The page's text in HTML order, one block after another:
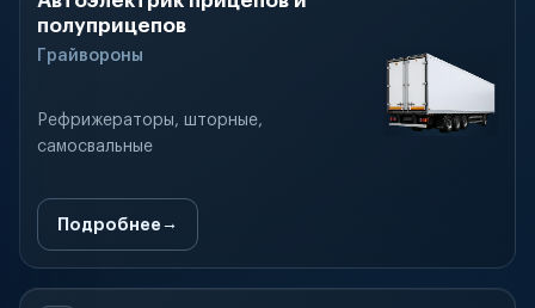
полуприцепов
Грайвороны
Рефрижераторы, шторные,
самосвальные
Подробнее